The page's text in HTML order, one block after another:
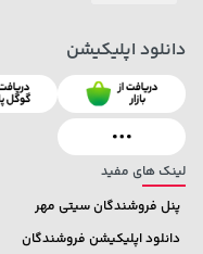
208,500 تومان
250,000
لینک های مفید
پنل فروشندگان سیتی مهر
دانلود اپلیکیشن فروشندگان
دانلود اپلیکیشن